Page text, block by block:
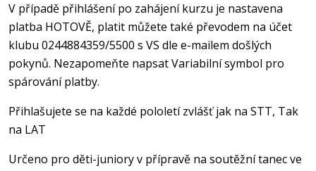
V případě přihlášení po zahájení kurzu je nastavena
platba HOTOVĚ, platit můžete také převodem na účet
klubu 0244884359/5500 s VS dle e-mailem došlých
pokynů. Nezapomeňte napsat Variabilní symbol pro
spárování platby.
Přihlašujete se na každé pololetí zvlášť jak na STT, Tak
na LAT
Určeno pro děti-juniory v přípravě na soutěžní tanec ve